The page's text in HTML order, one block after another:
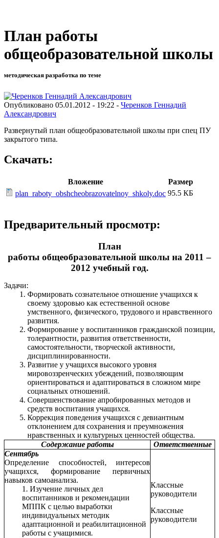
План работы
общеобразовательной школы
методическая разработка по теме
Опубликовано 05.01.2012 - 19:22 - Черенков Геннадий
Александрович
Развернутый план общеобразовательной школы при спец ПУ
закрытого типа.
Скачать:
Вложение
Размер
plan_raboty_obshcheobrazovatelnoy_shkoly.doc 95.5 КБ
Предварительный просмотр:
План
работы общеобразовательной школы на 2011 –
2012 учебный год.
Задачи:
Формировать сознательное отношение учащихся к
своему здоровью как естественной основе
умственного, физического, трудового и нравственного
развития.
Формирование у воспитанников гражданской позиции,
толерантности, развития ответственности,
самостоятельности, творческой активности,
дисциплинированности.
Развитие у учащихся высокого уровня
мировоззренческих убеждений, позволяющим
ориентироваться и адаптироваться в сложном мире
социальных отношений.
Совершенствование апробированных методов и
средств воспитания учащихся.
Коррекция поведения учащихся с девиантным
отклонением для сохранения и преумножения
нравственных и культурных ценностей общества.
Содержание работы
Ответственные
Сентябрь
Определение способностей, интересов
учащихся, формирование первичных
навыков самоанализа.
1. Изучение личных дел
воспитанников и рекомендации
МППК с целью выработки
индивидуальных методик
адаптационной и реабилитационной
работы с учащимися.
Классные
руководители
Классные
руководители